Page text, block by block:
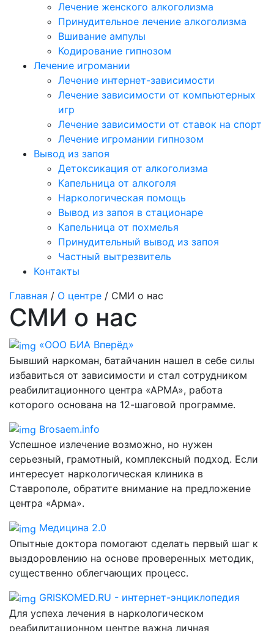
Лечение женского алкоголизма
Принудительное лечение алкоголизма
Вшивание ампулы
Кодирование гипнозом
Лечение игромании
Лечение интернет-зависимости
Лечение зависимости от компьютерных
игр
Лечение зависимости от ставок на спорт
Лечение игромании гипнозом
Вывод из запоя
Детоксикация от алкоголизма
Капельница от алкоголя
Наркологическая помощь
Вывод из запоя в стационаре
Капельница от похмелья
Принудительный вывод из запоя
Частный вытрезвитель
Контакты
Главная / О центре / СМИ о нас
СМИ о нас
«ООО БИА Вперёд»
Бывший наркоман, батайчанин нашел в себе силы
избавиться от зависимости и стал сотрудником
реабилитационного центра «АРМА», работа
которого основана на 12-шаговой программе.
Brosaem.info
Успешное излечение возможно, но нужен
серьезный, грамотный, комплексный подход. Если
интересует наркологическая клиника в
Ставрополе, обратите внимание на предложение
центра «Арма».
Медицина 2.0
Опытные доктора помогают сделать первый шаг к
выздоровлению на основе проверенных методик,
существенно облегчающих процесс.
GRISKOMED.RU - интернет-энциклопедия
Для успеха лечения в наркологическом
реабилитационном центре важна личная